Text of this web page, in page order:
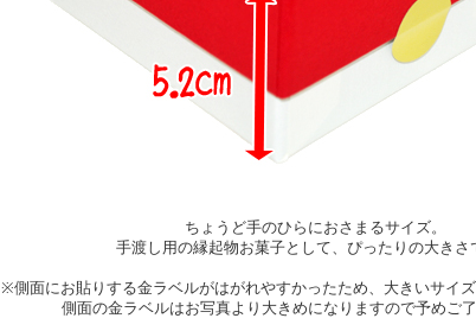
ちょうど手のひらにおさまるサイズ。
手渡し用の縁起物お菓子として、ぴったりの大きさ
※側面にお貼りする金ラベルがはがれやすかったため、大きいサイズ
側面の金ラベルはお写真より大きめになりますので予めご了